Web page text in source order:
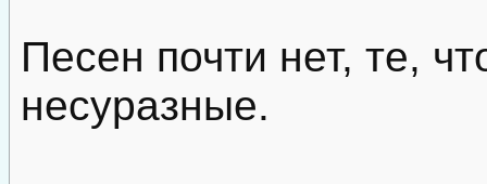
Песен почти нет, те,
несуразные.